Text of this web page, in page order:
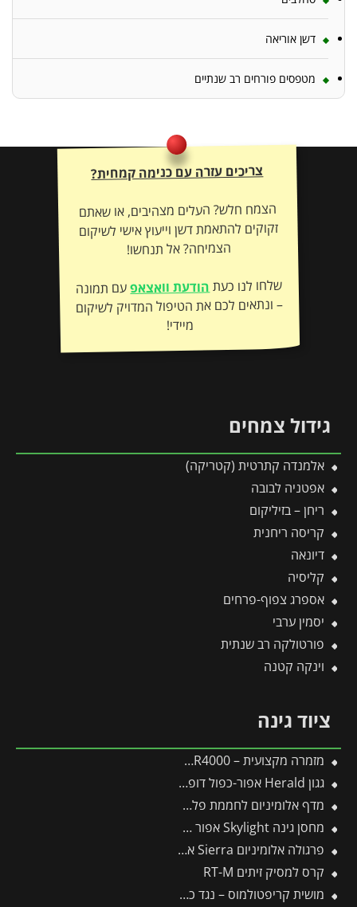
דשן אוריאה
מטפסים פורחים רב שנתיים
צריכים עזרה עם כנימה קמחית?
הצמח חלש? העלים מצהיבים, או שאתם
זקוקים להתאמת דשן וייעוץ אישי לשיקום
הצמיחה? אל תנחשו!
שלחו לנו כעתהודעת וואצאפעם תמונה
– ונתאים לכם את הטיפול המדויק לשיקום
מיידי!
גידול צמחים
אלמנדה קתרטית (קטריקה)
אפטניה לבובה
ריחן – בזיליקום
קריסה ריחנית
דיונאה
קליסיה
אספרג צפוף-פרחים
יסמין ערבי
פורטולקה רב שנתית
וינקה קטנה
ציוד גינה
מזמרה מקצועית – WOLF by-pass RR4000
גגון Herald אפור-כפול דופן 1.4X4.5 מבית פלרם – Canopia
מדף אלומיניום לחממת פלרם – Canopia
מחסן גינה Skylight אפור 1.2X1.8 מבית פלרם – קנופיה
פרגולה אלומיניום Sierra אפורה 3X7.4 מבית פלרם – Canopia
קרס למסיק זיתים RT-M
מושית קריפטולמוס – נגד כנימות קמחיות